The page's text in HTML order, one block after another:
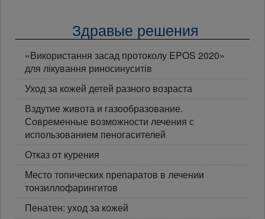
Здравые решения
«Використання засад протоколу EPOS 2020»
для лікування риносинуситів
Уход за кожей детей разного возраста
Вздутие живота и газообразование.
Современные возможности лечения с
использованием пеногасителей
Отказ от курения
Место топических препаратов в лечении
тонзиллофарингитов
Пенатен: уход за кожей